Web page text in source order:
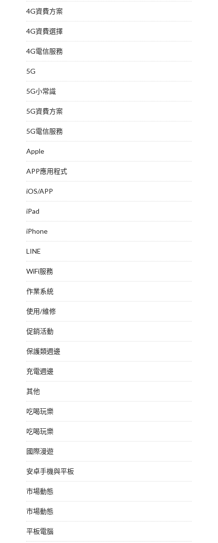
4G資費方案
4G資費選擇
4G電信服務
5G
5G小常識
5G資費方案
5G電信服務
Apple
APP應用程式
iOS/APP
iPad
iPhone
LINE
WiFi服務
作業系統
使用/維修
促銷活動
保護類週邊
充電週邊
其他
吃喝玩樂
吃喝玩樂
國際漫遊
安卓手機與平板
市場動態
市場動態
平板電腦